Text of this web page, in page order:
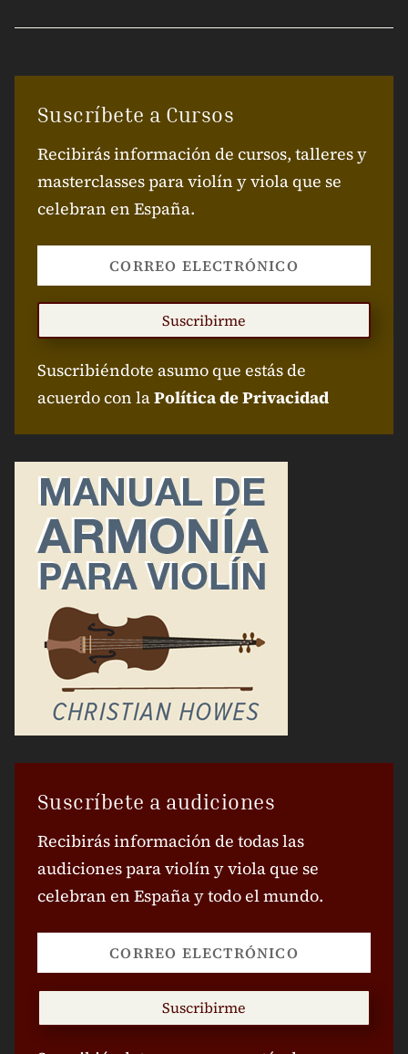
Suscríbete a Cursos
Recibirás información de cursos, talleres y
masterclasses para violín y viola que se
celebran en España.
Suscribirme
Suscribiéndote asumo que estás de
acuerdo con laPolítica de Privacidad
Suscríbete a audiciones
Recibirás información de todas las
audiciones para violín y viola que se
celebran en España y todo el mundo.
Suscribirme